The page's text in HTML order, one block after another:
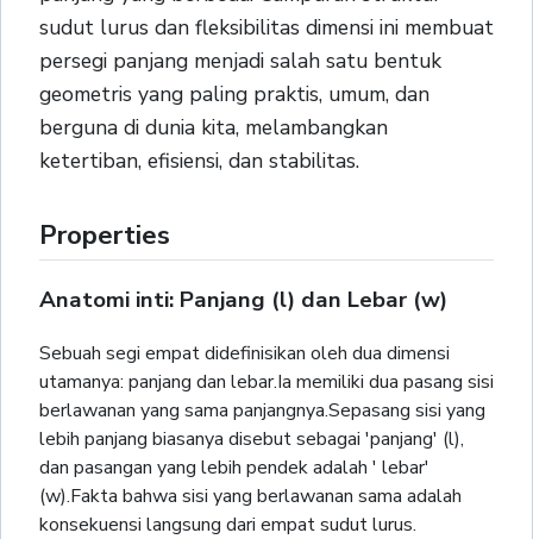
sudut lurus dan fleksibilitas dimensi ini membuat
persegi panjang menjadi salah satu bentuk
geometris yang paling praktis, umum, dan
berguna di dunia kita, melambangkan
ketertiban, efisiensi, dan stabilitas.
Properties
Anatomi inti: Panjang (l) dan Lebar (w)
Sebuah segi empat didefinisikan oleh dua dimensi
utamanya: panjang dan lebar.Ia memiliki dua pasang sisi
berlawanan yang sama panjangnya.Sepasang sisi yang
lebih panjang biasanya disebut sebagai 'panjang' (l),
dan pasangan yang lebih pendek adalah ' lebar'
(w).Fakta bahwa sisi yang berlawanan sama adalah
konsekuensi langsung dari empat sudut lurus.